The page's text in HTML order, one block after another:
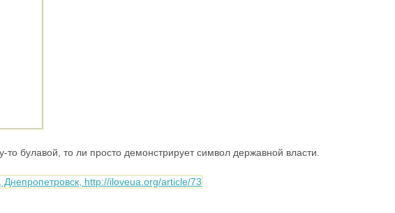
то булавой, то ли просто демонстрирует символ державной власти.